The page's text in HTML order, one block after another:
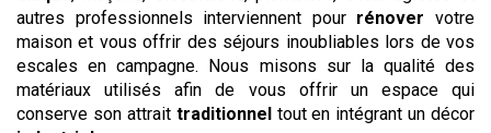
autres professionnels interviennent pour rénover votre
maison et vous offrir des séjours inoubliables lors de vos
escales en campagne. Nous misons sur la qualité des
matériaux utilisés afin de vous offrir un espace qui
conserve son attrait traditionnel tout en intégrant un décor